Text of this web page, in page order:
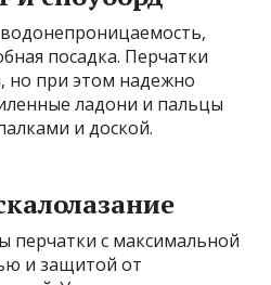
посадка. Перчатки
но при этом надежно
ладони и пальцы
и доской.
перчатки с максимальной
и защитой от